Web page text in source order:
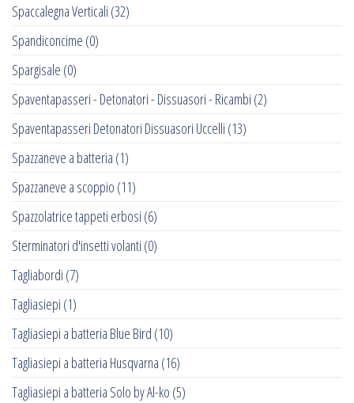
Spaccalegna Verticali (32)
Spandiconcime (0)
Spargisale (0)
Spaventapasseri - Detonatori - Dissuasori - Ricambi (2)
Spaventapasseri Detonatori Dissuasori Uccelli (13)
Spazzaneve a batteria (1)
Spazzaneve a scoppio (11)
Spazzolatrice tappeti erbosi (6)
Sterminatori d'insetti volanti (0)
Tagliabordi (7)
Tagliasiepi (1)
Tagliasiepi a batteria Blue Bird (10)
Tagliasiepi a batteria Husqvarna (16)
Tagliasiepi a batteria Solo by Al-ko (5)